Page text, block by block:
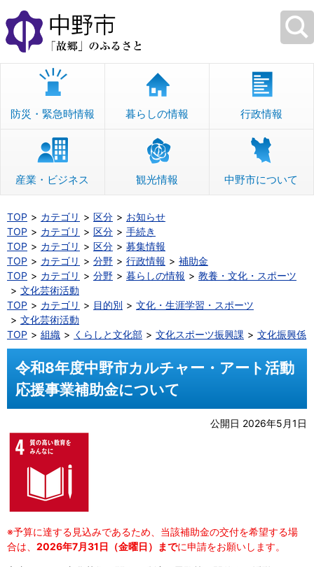
本
文
へ
移
防災・緊急時情報 暮らしの情報 行政情報
産業・ビジネス 観光情報 中野市について
TOP カテゴリ 区分
お知らせ
TOP
カテゴリ 区分
手続き
TOP
カテゴリ 区分
募集情報
TOP
カテゴリ 分野 行政情報
補助金
TOP
カテゴリ 分野 暮らしの情報
教養・文化・スポーツ
文化芸術活動
TOP
カテゴリ 目的別
文化・生涯学習・スポーツ
文化芸術活動
TOP
組織 くらしと文化部 文化スポーツ振興課 文化振興係
令和8年度中野市カルチャー・アート活動
応援事業補助金について
公開日 2026年5月1日
※予算に達する見込みであるため、当該補助金の交付を希望する場
合は、 2026年7月31日（金曜日）までに申請をお願いします。